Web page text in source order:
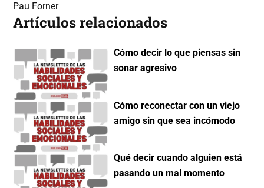
Pau Forner
Artículos relacionados
Cómo decir lo que piensas sin
sonar agresivo
Cómo reconectar con un viejo
amigo sin que sea incómodo
Qué decir cuando alguien está
pasando un mal momento